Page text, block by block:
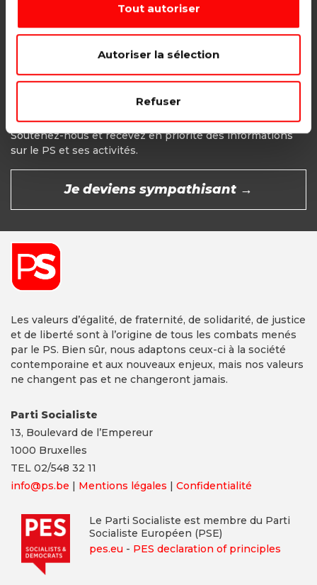
Tout autoriser
Autoriser la sélection
Refuser
CHOISIR →
Soutenez-nous et recevez en priorité des informations
sur le PS et ses activités.
Je deviens sympathisant →
Les valeurs d’égalité, de fraternité, de solidarité, de justice
et de liberté sont à l’origine de tous les combats menés
par le PS. Bien sûr, nous adaptons ceux-ci à la société
contemporaine et aux nouveaux enjeux, mais nos valeurs
ne changent pas et ne changeront jamais.
Parti Socialiste
13, Boulevard de l’Empereur
1000 Bruxelles
TEL 02/548 32 11
info@ps.be | Mentions légales | Confidentialité
Le Parti Socialiste est membre du Parti
Socialiste Européen (PSE)
pes.eu - PES declaration of principles